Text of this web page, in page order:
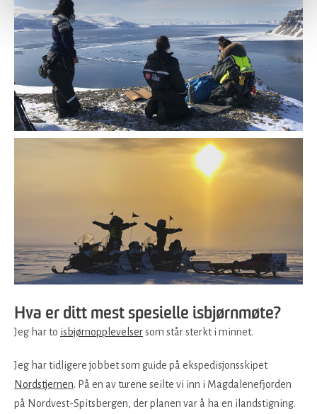
Hva er ditt mest spesielle isbjørnmøte?
Jeg har to isbjørnopplevelsersom står sterkt i minnet.
Jeg har tidligere jobbet som guide på ekspedisjonsskipet
Nordstjernen. På en av turene seilte vi inn i Magdalenefjorden
på Nordvest-Spitsbergen, der planen var å ha en ilandstigning.